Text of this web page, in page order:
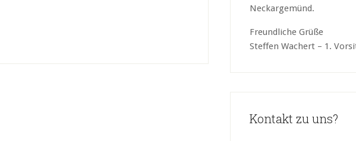
Neckargemünd.
Freundliche Grüße
Steffen Wachert – 1.
Kontakt zu uns?